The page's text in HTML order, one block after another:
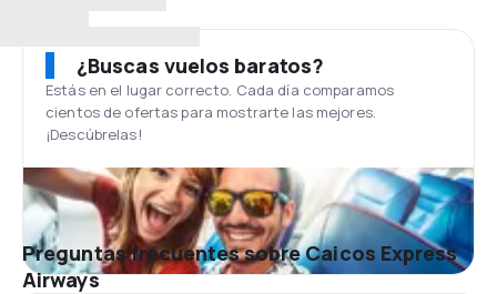
¿Buscas vuelos baratos?
Estás en el lugar correcto. Cada día comparamos
cientos de ofertas para mostrarte las mejores.
¡Descúbrelas!
Preguntas frecuentes sobre Caicos Express
Airways